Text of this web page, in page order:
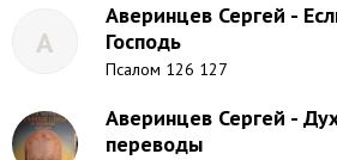
А
Аверинцев Сергей -
Господь
Псалом 126 127
Аверинцев Сергей -
переводы